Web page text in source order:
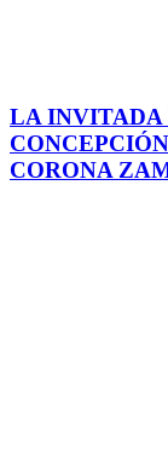
LA INVITADA
CORONA